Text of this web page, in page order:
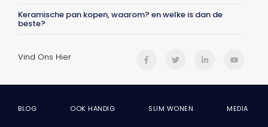
Keramische pan kopen, waarom? en welke is dan de
beste?
Vind Ons Hier
BLOG OOK HANDIG SLIM WONEN MEDIA